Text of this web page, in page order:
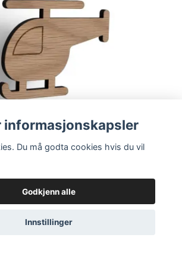
/ Eik - Maseliving
informasjonskapsler
Du må godta cookies hvis du vil
Godkjenn alle
Innstillinger